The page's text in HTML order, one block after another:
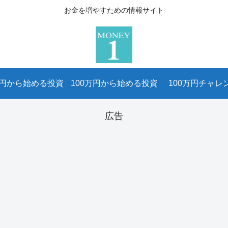
お金を増やすための情報サイト
から始める投資 100万円から始める投資 100万円チャレ
広告